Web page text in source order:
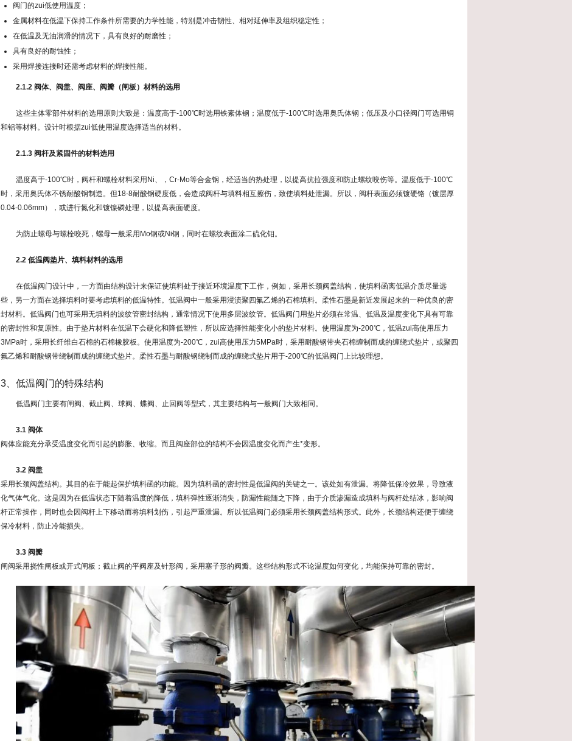
阀门的zui低使用温度；
金属材料在低温下保持工作条件所需要的力学性能，特别是冲击韧性、相对延伸率及组织稳定性；
在低温及无油润滑的情况下，具有良好的耐磨性；
具有良好的耐蚀性；
采用焊接连接时还需考虑材料的焊接性能。
2.1.2 阀体、阀盖、阀座、阀瓣（闸板）材料的选用
这些主体零部件材料的选用原则大致是：温度高于-100℃时选用铁素体钢；温度低于-100℃时选用奥氏体钢；低压及小口径阀门可选用铜
和铝等材料。设计时根据zui低使用温度选择适当的材料。
2.1.3 阀杆及紧固件的材料选用
温度高于-100℃时，阀杆和螺栓材料采用Ni、，Cr-Mo等合金钢，经适当的热处理，以提高抗拉强度和防止螺纹咬伤等。温度低于-100℃
时，采用奥氏体不锈耐酸钢制造。但18-8耐酸钢硬度低，会造成阀杆与填料相互擦伤，致使填料处泄漏。所以，阀杆表面必须镀硬铬（镀层厚
0.04-0.06mm），或进行氮化和镀镍磷处理，以提高表面硬度。
为防止螺母与螺栓咬死，螺母一般采用Mo钢或Ni钢，同时在螺纹表面涂二硫化钼。
2.2 低温阀垫片、填料材料的选用
在低温阀门设计中，一方面由结构设计来保证使填料处于接近环境温度下工作，例如，采用长颈阀盖结构，使填料函离低温介质尽量远
些，另一方面在选择填料时要考虑填料的低温特性。低温阀中一般采用浸渍聚四氟乙烯的石棉填料。柔性石墨是新近发展起来的一种优良的密
封材料。低温阀门也可采用无填料的波纹管密封结构，通常情况下使用多层波纹管。低温阀门用垫片必须在常温、低温及温度变化下具有可靠
的密封性和复原性。由于垫片材料在低温下会硬化和降低塑性，所以应选择性能变化小的垫片材料。使用温度为-200℃，低温zui高使用压力
3MPa时，采用长纤维白石棉的石棉橡胶板。使用温度为-200℃，zui高使用压力5MPa时，采用耐酸钢带夹石棉缠制而成的缠绕式垫片，或聚四
氟乙烯和耐酸钢带绕制而成的缠绕式垫片。柔性石墨与耐酸钢绕制而成的缠绕式垫片用于-200℃的低温阀门上比较理想。
3、低温阀门的特殊结构
低温阀门主要有闸阀、截止阀、球阀、蝶阀、止回阀等型式，其主要结构与一般阀门大致相同。
3.1 阀体
阀体应能充分承受温度变化而引起的膨胀、收缩。而且阀座部位的结构不会因温度变化而产生*变形。
3.2 阀盖
采用长颈阀盖结构。其目的在于能起保护填料函的功能。因为填料函的密封性是低温阀的关键之一。该处如有泄漏。将降低保冷效果，导致液
化气体气化。这是因为在低温状态下随着温度的降低，填料弹性逐渐消失，防漏性能随之下降，由于介质渗漏造成填料与阀杆处结冰，影响阀
杆正常操作，同时也会因阀杆上下移动而将填料划伤，引起严重泄漏。所以低温阀门必须采用长颈阀盖结构形式。此外，长颈结构还便于缠绕
保冷材料，防止冷能损失。
3.3 阀瓣
闸阀采用挠性闸板或开式闸板；截止阀的平阀座及针形阀，采用塞子形的阀瓣。这些结构形式不论温度如何变化，均能保持可靠的密封。